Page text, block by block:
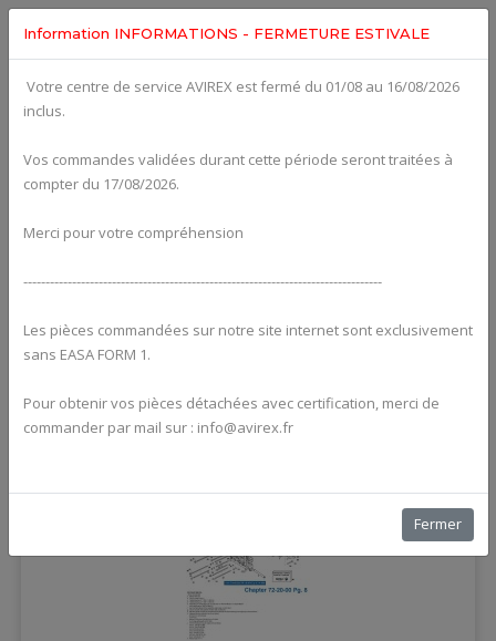
Alternators
Information INFORMATIONS - FERMETURE ESTIVALE
Votre centre de service AVIREX est fermé du 01/08 au 16/08/2026
inclus.
Vos commandes validées durant cette période seront traitées à
compter du 17/08/2026.
Merci pour votre compréhension
---------------------------------------------------------------------------------
Les pièces commandées sur notre site internet sont exclusivement
sans EASA FORM 1.
Pour obtenir vos pièces détachées avec certification, merci de
commander par mail sur : info@avirex.fr
Fermer